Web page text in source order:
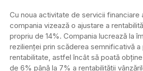
Cu noua activitate de servicii financiare
compania vizează o ajustare a
propriu de 14%. Compania lucrează la
rezilienței prin scăderea semnificativă a
rentabilitate, astfel încât să poată
de 6% până la 7% a rentabilității